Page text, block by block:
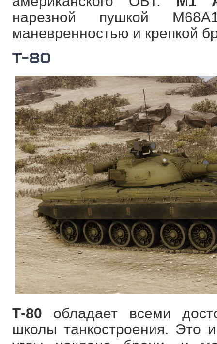
нарезной пушкой
маневренностью и крепкой
Т-80
Т-80 обладает всеми
школы танкостроения. Это